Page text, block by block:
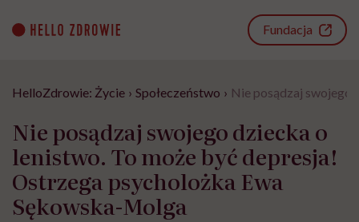
content
Fundacja
HelloZdrowie: Życie › Społeczeństwo › Nie posądzaj swojego
Nie posądzaj swojego dziecka o
lenistwo. To może być depresja!
Ostrzega psycholożka Ewa
Sękowska-Molga